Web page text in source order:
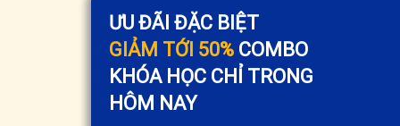
ƯU ĐÃI ĐẶC BIỆT
GIẢM TỚI 50% COMBO
KHÓA HỌC CHỈ TRONG
HÔM NAY